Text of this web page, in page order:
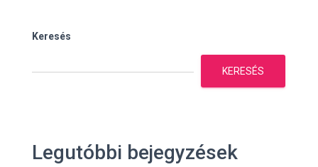
Keresés
KERESÉS
Legutóbbi bejegyzések